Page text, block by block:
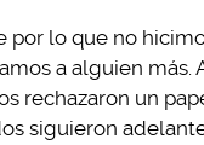
lo que no
a alguien más.
rechazaron un
siguieron